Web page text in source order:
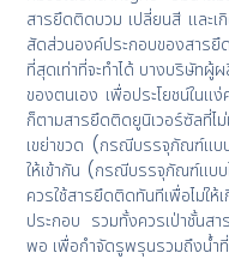
สารยึดติดบวม เปลี่ยนสี และเ
สัดส่วนองค์ประกอบของสาร
ที่สุดเท่าที่จะทำได้ บางบริษัทผู้
ของตนเอง เพื่อประโยชน์ในแ
ก็ตามสารยึดติดยูนิเวอร์ซัลที่
เขย่าขวด (กรณีบรรจุภัณฑ์แบ
ให้เข้ากัน (กรณีบรรจุภัณฑ์แบ
ควรใช้สารยึดติดทันทีเพื่อไม่ใ
ประกอบ รวมทั้งควรเป่าชั้นส
พอ เพื่อกำจัดรูพรุนรวมถึงน้ำ